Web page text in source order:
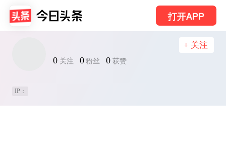
打开APP
0 关注 0 粉丝 0 获赞
+ 关注
IP：